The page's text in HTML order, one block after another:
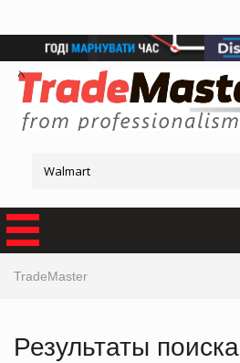
TradeMaster
Результаты поиска